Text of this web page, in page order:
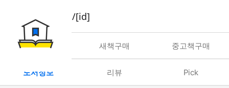
book/rent/[id]
대여 새책구매 중고책구매
도서정보 리뷰 Pick